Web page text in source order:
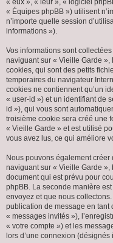
« eux », « leur », « logiciel
« Équipes phpBB ») utilisent
n’importe quelle session
informations »).
Vos informations sont
naviguant sur « Vieille Garde
cookies, qui sont des petits
temporaires du navigateur
cookies ne contiennent qu’un
« user-id ») et un identifiant de
id »), qui vous sont
troisième cookie sera créé une
« Vieille Garde » et est utilisé
vous avez lus, ce qui améliore
Nous pouvons également
naviguant sur « Vieille Garde
document qui est prévu pour
phpBB. La seconde manière
envoyez et que nous
publication de message en tant
« messages invités »),
« votre compte ») et les
lors d’une connexion